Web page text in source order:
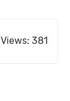
Views: 381